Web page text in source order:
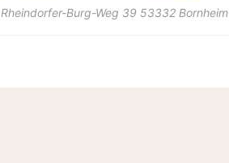
Rheindorfer-Burg-Weg 39 53332 Bornheim